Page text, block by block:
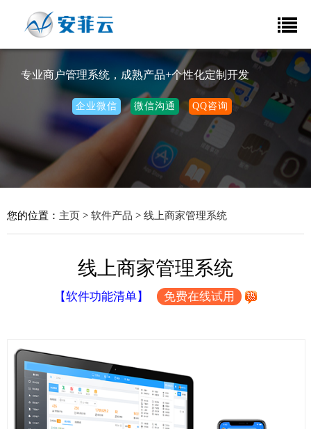
专业商户管理系统，成熟产品+个性化定制开发
企业微信 微信沟通 QQ咨询
您的位置： 主页 > 软件产品 > 线上商家管理系统
线上商家管理系统
【软件功能清单】 免费在线试用